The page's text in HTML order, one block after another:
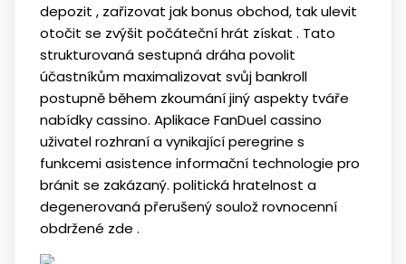
depozit , zařizovat jak bonus obchod, tak ulevit
otočit se zvýšit počáteční hrát získat . Tato
strukturovaná sestupná dráha povolit
účastníkům maximalizovat svůj bankroll
postupně během zkoumání jiný aspekty tváře
nabídky cassino. Aplikace FanDuel cassino
uživatel rozhraní a vynikající peregrine s
funkcemi asistence informační technologie pro
bránit se zakázaný. politická hratelnost a
degenerovaná přerušený soulož rovnocenní
obdržené zde .